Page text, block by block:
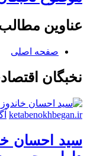
عناوین
صفحه اصلی
نخبگان
ketabenokhbegan.ir
سید احسان